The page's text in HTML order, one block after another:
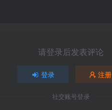
请登录后发表评论
登录 注册
社交账号登录